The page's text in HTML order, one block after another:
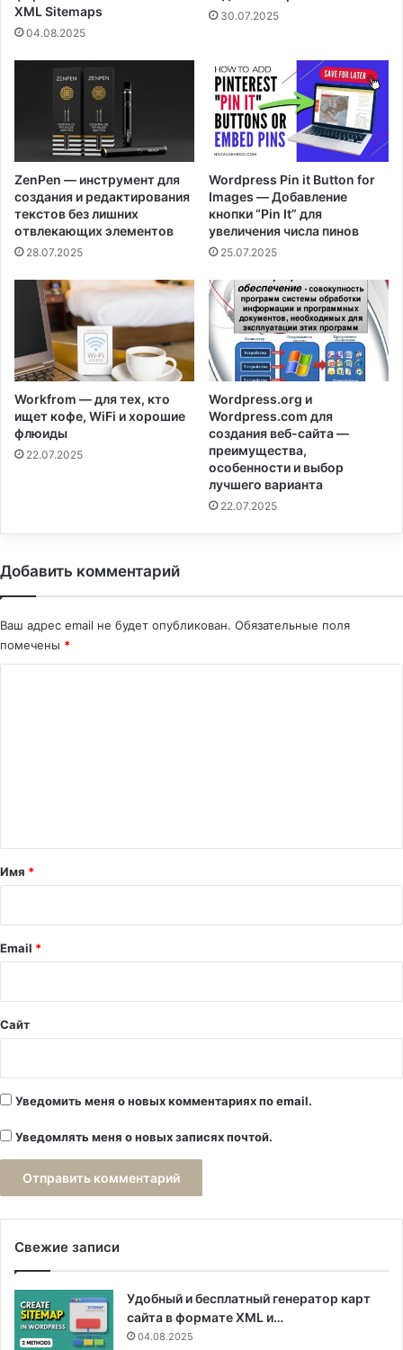
XML Sitemaps
04.08.2025
30.07.2025
ZenPen — инструмент для
создания и редактирования
текстов без лишних
отвлекающих элементов
28.07.2025
Wordpress Pin it Button for
Images — Добавление
кнопки “Pin It” для
увеличения числа пинов
25.07.2025
Workfrom — для тех, кто
ищет кофе, WiFi и хорошие
флюиды
22.07.2025
Wordpress.org и
Wordpress.com для
создания веб-сайта —
преимущества,
особенности и выбор
лучшего варианта
22.07.2025
Добавить комментарий
Ваш адрес email не будет опубликован. Обязательные поля
помечены *
а
й
Имя *
Email *
Сайт
Уведомить меня о новых комментариях по email.
Уведомлять меня о новых записях почтой.
Свежие записи
Удобный и бесплатный генератор карт
сайта в формате XML и…
04.08.2025